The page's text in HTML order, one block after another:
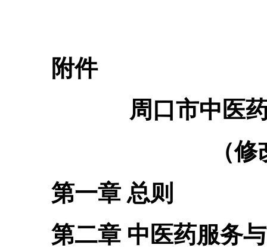
附件
周口市中医
（
第一章 总则
第二章 中医药服务与